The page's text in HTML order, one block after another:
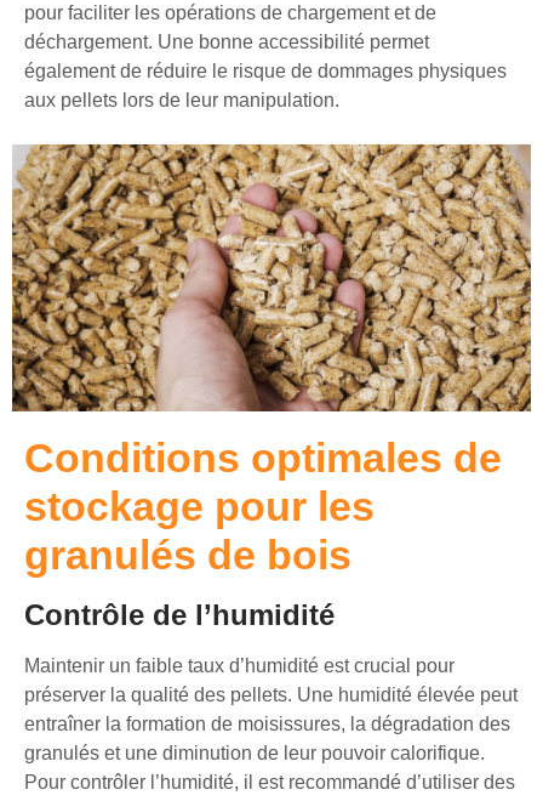
pour faciliter les opérations de chargement et de
déchargement. Une bonne accessibilité permet
également de réduire le risque de dommages physiques
aux pellets lors de leur manipulation.
Conditions optimales de
stockage pour les
granulés de bois
Contrôle de l’humidité
Maintenir un faible taux d’humidité est crucial pour
préserver la qualité des pellets. Une humidité élevée peut
entraîner la formation de moisissures, la dégradation des
granulés et une diminution de leur pouvoir calorifique.
Pour contrôler l’humidité, il est recommandé d’utiliser des